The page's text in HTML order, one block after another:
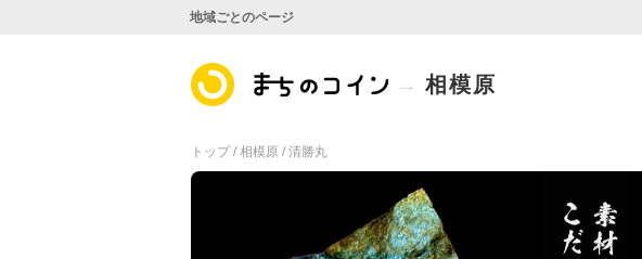
トップ / 相模原 / 清勝丸
地域ごとのページ
相模原